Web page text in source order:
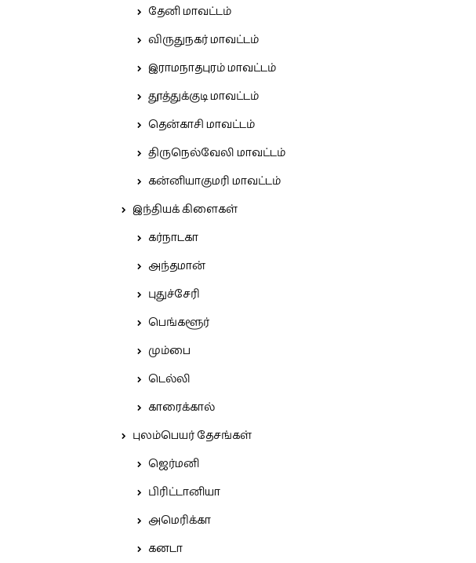
தேனி மாவட்டம்
விருதுநகர் மாவட்டம்
இராமநாதபுரம் மாவட்டம்
தூத்துக்குடி மாவட்டம்
தென்காசி மாவட்டம்
திருநெல்வேலி மாவட்டம்
கன்னியாகுமரி மாவட்டம்
இந்தியக் கிளைகள்
கர்நாடகா
அந்தமான்
புதுச்சேரி
பெங்களூர்
மும்பை
டெல்லி
காரைக்கால்
புலம்பெயர் தேசங்கள்
ஜெர்மனி
பிரிட்டானியா
அமெரிக்கா
கனடா